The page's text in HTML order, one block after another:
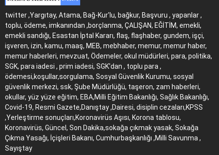
twitter ,Yargıtay, Atama, Bağ-Kur'lu, bağkur, Başvuru , yapanlar ,
toplu, ödeme, imkanından ,borçlanma, ÇALIŞAN, EĞİTİM, emekli,
emekli sandığı, Esastan İptal Kararı, flaş, flaşhaber, gundem, işçi,
işveren, izin, kamu, maaş, MEB, mebhaber, memur, memur haber,
memur haberleri, mevzuat, Ödemeler, okul müdürleri, para, politika,
SGK, para iadesi , prim iadesi, SGK'dan , toplu para ,
ödemesi,koşullar,sorgulama, Sosyal Güvenlik Kurumu, sosyal
güvenlik merkezi, ssk, Şube Müdürlüğü, taşeron, zam haberleri,
okullar, yüz yüze eğitim, EBA,Milli Eğitim Bakanlığı, Sağlık Bakanlığı,
Covid-19, Resmi Gazete,Danıştay ,Dairesi, disiplin cezaları,KPSS
,Yerleştirme sonuçları,Koronavirüs Aşısı, Korona tablosu,
Koronavirüs, Güncel, Son Dakika,sokağa çıkmak yasak, Sokağa
Çıkma Yasağı, İçişleri Bakanı, Cumhurbaşkanlığı ,Milli Savunma ,
Sayıştay